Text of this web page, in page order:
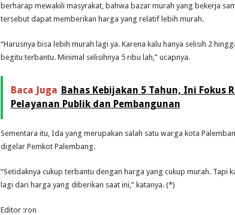
berharap mewakili masyrakat, bahwa bazar murah yang bekerja
tersebut dapat memberikan harga yang relatif lebih murah.
“Harusnya bisa lebih murah lagi ya. Karena kalu hanya selisih 2
begitu terbantu. Minimal selisihnya 5 ribu lah,” ucapnya.
Baca Juga Bahas Kebijakan 5 Tahun, Ini Fokus
Pelayanan Publik dan Pembangunan
Sementara itu, Ida yang merupakan salah satu warga kota
digelar Pemkot Palembang.
“Setidaknya cukup terbantu dengan harga yang cukup murah. Tapi
lagi dari harga yang diberikan saat ini,” katanya. (*)
Editor :ron